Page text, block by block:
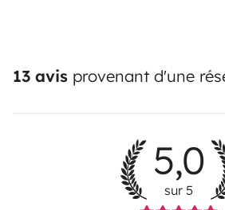
13 avis provenant d'une
5,0
sur 5